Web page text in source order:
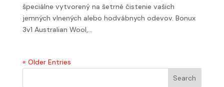
špeciálne vytvorený na šetrné čistenie vašich
jemných vlnených alebo hodvábnych odevov. Bonux
3v1 Australian Wool,...
« Older Entries
Search